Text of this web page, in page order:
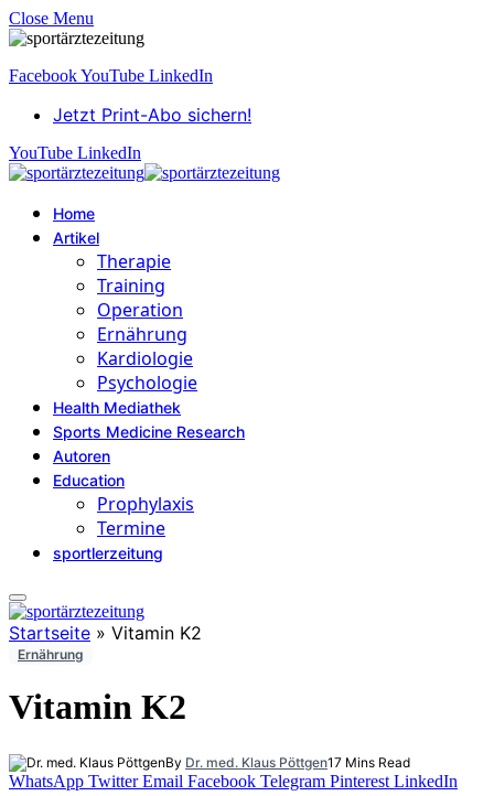
Close Menu
FacebookYouTube LinkedIn
Jetzt Print-Abo sichern!
YouTube LinkedIn
Home
Artikel
Therapie
Training
Operation
Ernährung
Kardiologie
Psychologie
Health Mediathek
Sports Medicine Research
Autoren
Education
Prophylaxis
Termine
sportlerzeitung
Startseite » Vitamin K2
Ernährung
Vitamin K2
By Dr. med. Klaus Pöttgen17 Mins Read
WhatsApp Twitter Email Facebook Telegram Pinterest LinkedIn